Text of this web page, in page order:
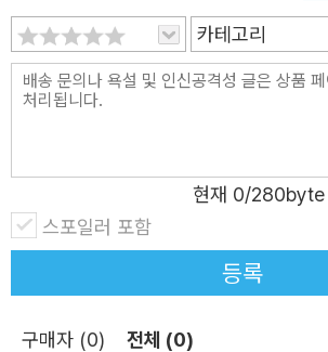
솔직한 목소리를 들려주었다. 개정 작업
“그냥 사랑하니까 사랑하는 가장 깨끗한
열여덟 살 권다윗, “평소 누구한테도 말
아 두었던 나의 감정과 생각들이 생생히
동교 교사 이진아 선생님의 감상이 여전
인할 수 있었다. 시간이 흐르며 어떤 것
은 변하지만, 소중한 것들은 여전히 빛
삶을 단단히 붙잡아 주는 게 아닐까.
카테고리
현재 0/280byte
스포일러 포함
등록
구매자 (0) 전체 (0)